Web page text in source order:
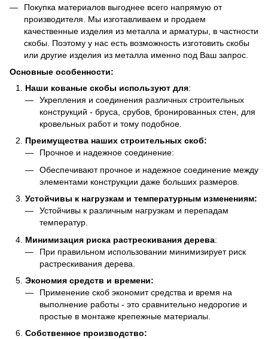
Покупка материалов выгоднее всего напрямую от
производителя. Мы изготавливаем и продаем
качественные изделия из металла и арматуры, в частности
скобы. Поэтому у нас есть возможность изготовить скобы
или другие изделия из металла именно под Ваш запрос.
Основные особенности:
Наши кованые скобы используют для:
Укрепления и соединения различных строительных
конструкций - бруса, срубов, бронированных стен, для
кровельных работ и тому подобное.
Преимущества наших строительных скоб:
Прочное и надежное соединение:
Обеспечивают прочное и надежное соединение между
элементами конструкции даже больших размеров.
Устойчивы к нагрузкам и температурным изменениям:
Устойчивы к различным нагрузкам и перепадам
температур.
Минимизация риска растрескивания дерева:
При правильном использовании минимизирует риск
растрескивания дерева.
Экономия средств и времени:
Применение скоб экономит средства и время на
выполнение работы - это сравнительно недорогие и
простые в монтаже крепежные материалы.
Собственное производство: